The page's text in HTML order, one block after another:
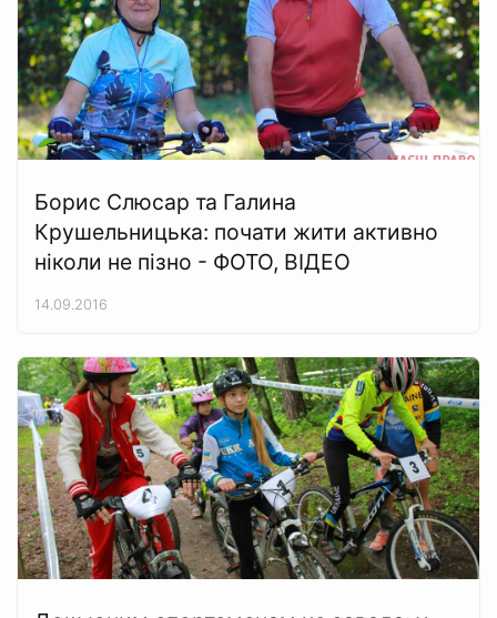
Борис Слюсар та Галина
Крушельницька: почати жити активно
ніколи не пізно - ФОТО, ВІДЕО
14.09.2016